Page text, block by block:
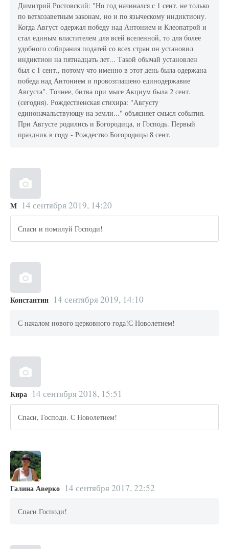
Димитрий Ростовский: "Но год начинался с 1 сент. не только
по ветхозаветным законам, но и по языческому индиктиону.
Когда Август одержал победу над Антонием и Клеопатрой и
стал единым властителем для всей вселенной, то для более
удобного собирания податей со всех стран он установил
индиктион на пятнадцать лет... Такой обычай установлен
был с 1 сент., потому что именно в этот день была одержана
победа над Антонием и провозглашено единодержавие
Августа". Точнее, битва при мысе Акциум была 2 сент.
(сегодня). Рождественская стихира: "Августу
единоначальствующу на земли..." объясняет смысл события.
При Августе родились и Богородица, и Господь. Первый
праздник в году - Рождество Богородицы 8 сент.
М 14 сентября 2019, 14:20
Спаси и помилуй Господи!
Константин 14 сентября 2019, 14:10
С началом нового церковного года!С Новолетием!
Кира 14 сентября 2018, 15:51
Спаси, Господи. С Новолетием!
Галина Аверко 14 сентября 2017, 22:52
Спаси Господи!